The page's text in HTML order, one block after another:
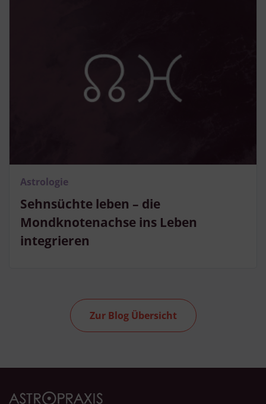
Sehnsüchte leben – die
Mondknotenachse ins Leben
integrieren
Astrologie
Zur Blog Übersicht